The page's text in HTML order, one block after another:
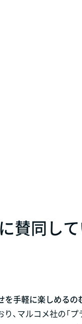
に賛同し
を手軽に楽しめるの
り、マルコメ社の「プ